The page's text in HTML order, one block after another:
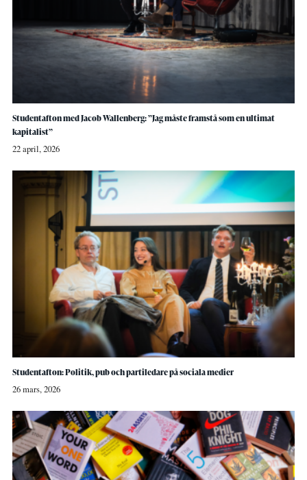
Studentafton med Jacob Wallenberg: ”Jag måste framstå som en ultimat
kapitalist”
22 april, 2026
Studentafton: Politik, pub och partiledare på sociala medier
26 mars, 2026